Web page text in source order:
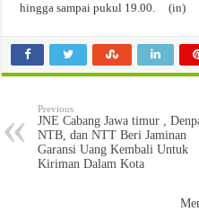
hingga sampai pukul 19.00. (in)
Previous
JNE Cabang Jawa timur ,
NTB, dan NTT Beri Jaminan
Garansi Uang Kembali Untuk
Kiriman Dalam Kota